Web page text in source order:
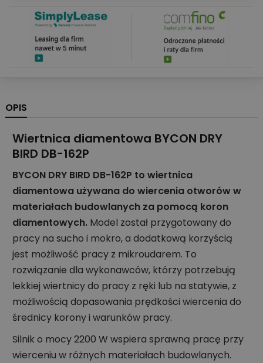
OPIS
Wiertnica diamentowa BYCON DRY
BIRD DB-162P
BYCON DRY BIRD DB-162P to wiertnica
diamentowa używana do wiercenia otworów w
materiałach budowlanych za pomocą koron
diamentowych. Model został przygotowany do
pracy na sucho i mokro, a dodatkową korzyścią
jest możliwość pracy z mikroudarem. To
rozwiązanie dla wykonawców, którzy potrzebują
lekkiej wiertnicy do pracy z ręki lub na statywie, z
możliwością dopasowania prędkości wiercenia do
średnicy korony i warunków pracy.
Silnik o mocy 2200 W wspiera sprawną pracę przy
wierceniu w różnych materiałach budowlanych.